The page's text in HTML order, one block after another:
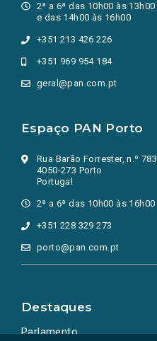
2ª a 6ª das 10h00 às 13h00
e das 14h00 às 16h00
+351 213 426 226
+351 969 954 184
geral@pan.com.pt
Espaço PAN Porto
Rua Barão Forrester, n.º 783
4050-273 Porto
Portugal
2ª a 6ª das 10h00 às 16h00
+351 228 329 273
porto@pan.com.pt
Destaques
Parlamento